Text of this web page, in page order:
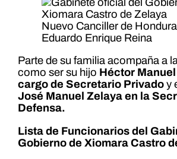
Nuevo Canciller de
Eduardo Enrique Reina
Parte de su familia acompaña a
como ser su hijo Héctor Manuel
cargo de Secretario Privadoy
José Manuel Zelaya en la
Defensa.
Lista de Funcionarios del
Gobierno de Xiomara Castro